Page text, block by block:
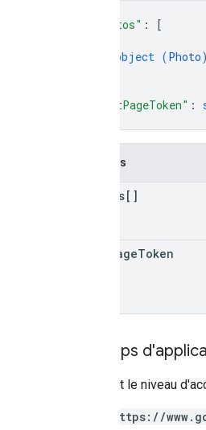
"photos" :
[
object (Photo)
"nextPageToken" :
Champs
photos[]
PageToken
Champs
Requiert le niveau
https://